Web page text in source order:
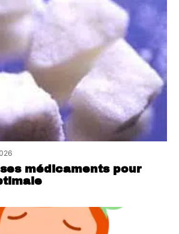
médicaments pour